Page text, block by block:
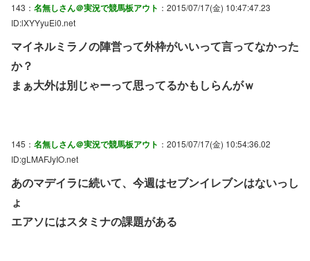
143： 名無しさん＠実況で競馬板アウト ：2015/07/17(金) 10:47:47.23
ID:lXYYyuEi0.net
マイネルミラノの陣営って外枠がいいって言ってなかった
か？
まぁ大外は別じゃーって思ってるかもしらんがｗ
145： 名無しさん＠実況で競馬板アウト ：2015/07/17(金) 10:54:36.02
ID:gLMAFJyIO.net
あのマデイラに続いて、今週はセブンイレブンはないっし
ょ
エアソにはスタミナの課題がある